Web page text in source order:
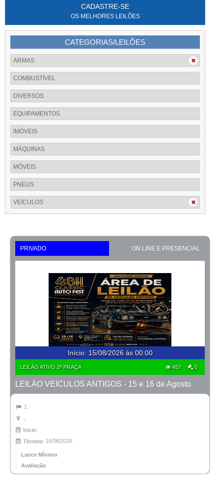
CADASTRE-SE
OS MELHORES LEILÕES
CATEGORIAS/LEILÕES
ARMAS
COMBUSTÍVEL
DIVERSOS
EQUIPAMENTOS
IMÓVEIS
MÁQUINAS
MÓVEIS
PNEUS
VEÍCULOS
PRIVADO ON LINE E PRESENCIAL
Início: 15/08/2026 às 00:00
LEILÃO ATIVO 2º PRAÇA 457 0
LEILÃO VEÍCULOS ANTIGOS - 15 e 16 de Agosto
1
Início:
Término: 16/08/2026
Lance Mínimo
Avaliação